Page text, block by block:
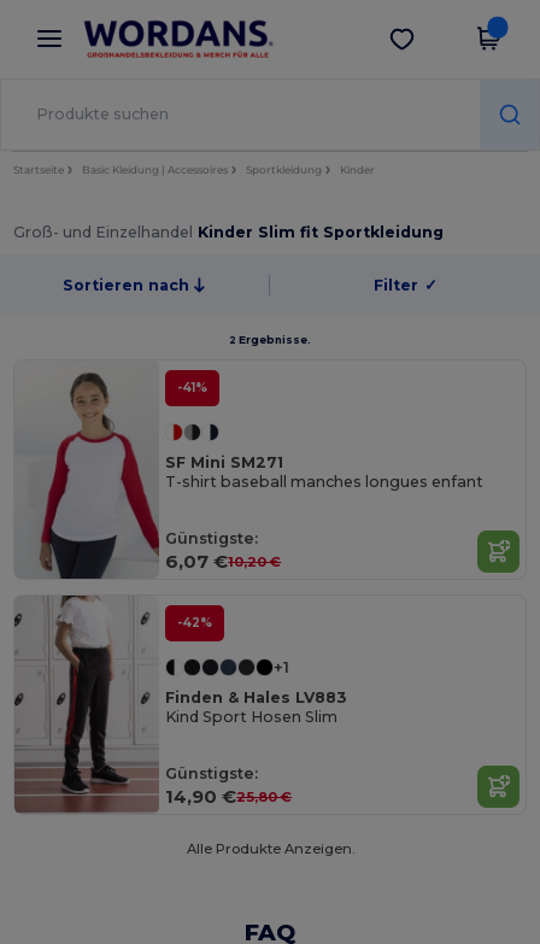
× Wordans App
Bessere Preise in der App!
App holen
Startseite Basic Kleidung | Accessoires Sportkleidung Kinder
Groß- und Einzelhandel Kinder Slim fit Sportkleidung
Sortieren nach Filter ✓
2 Ergebnisse.
-41%
SF Mini SM271
T-shirt baseball manches longues enfant
Günstigste:
6,07 €10,20 €
-42%
+1
Finden & Hales LV883
Kind Sport Hosen Slim
Günstigste:
14,90 €25,80 €
Alle Produkte Anzeigen.
FAQ